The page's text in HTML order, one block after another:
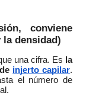
conviene
densidad)
una cifra. Es la
injerto capilar.
el número de